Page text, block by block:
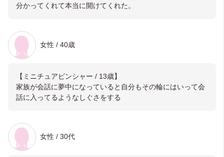
分かってくれて本当に開けてくれた。
女性 / 40歳
【ミニチュアピンシャー / 13歳】
家族が会話に夢中になっていると自分もその輪にはいって会
話に入ってるようなしぐさをする
女性 / 30代